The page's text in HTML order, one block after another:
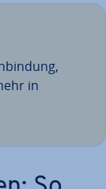
in